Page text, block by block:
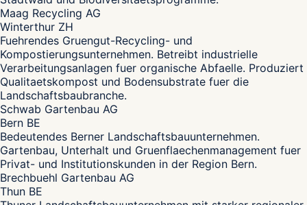
Maag Recycling AG
Winterthur ZH
Fuehrendes Gruengut-Recycling- und
Kompostierungsunternehmen. Betreibt industrielle
Verarbeitungsanlagen fuer organische Abfaelle. Produziert
Qualitaetskompost und Bodensubstrate fuer die
Landschaftsbaubranche.
Schwab Gartenbau AG
Bern BE
Bedeutendes Berner Landschaftsbauunternehmen.
Gartenbau, Unterhalt und Gruenflaechenmanagement fuer
Privat- und Institutionskunden in der Region Bern.
Brechbuehl Gartenbau AG
Thun BE